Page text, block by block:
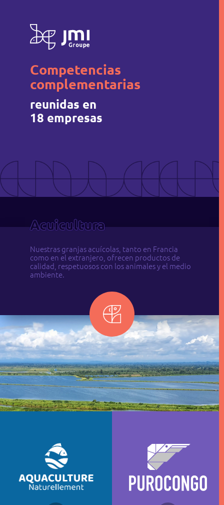
Competencias
complementarias
reunidas en
18 empresas
Nuestras granjas acuícolas, tanto en Francia
como en el extranjero, ofrecen productos de
calidad, respetuosos con los animales y el medio
ambiente.
Acuicultura